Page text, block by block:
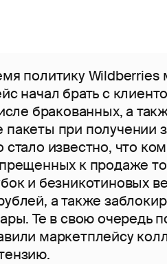
политику Wildberries
начал брать с
бракованных, а
при получении
известно, что
к продаже
и безникотиновых
а также
Те в свою очередь
маркетплейсу